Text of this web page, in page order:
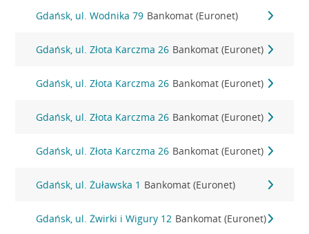
Gdańsk, ul. Wodnika 79 Bankomat (Euronet)
Gdańsk, ul. Złota Karczma 26 Bankomat (Euronet)
Gdańsk, ul. Złota Karczma 26 Bankomat (Euronet)
Gdańsk, ul. Złota Karczma 26 Bankomat (Euronet)
Gdańsk, ul. Złota Karczma 26 Bankomat (Euronet)
Gdańsk, ul. Żuławska 1 Bankomat (Euronet)
Gdańsk, ul. Żwirki i Wigury 12 Bankomat (Euronet)